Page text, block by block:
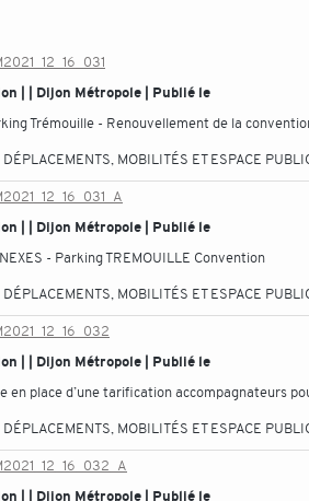
| | Dijon Métropole | Publié le
Trémouille - Renouvellement de la
DÉPLACEMENTS, MOBILITÉS ET ESPACE
| | Dijon Métropole | Publié le
- Parking TREMOUILLE Convention
DÉPLACEMENTS, MOBILITÉS ET ESPACE
| | Dijon Métropole | Publié le
en place d’une tarification accompagnateurs
DÉPLACEMENTS, MOBILITÉS ET ESPACE
| | Dijon Métropole | Publié le